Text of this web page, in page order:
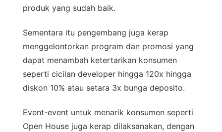
produk yang sudah baik.
Sementara itu pengembang juga kerap
menggelontorkan program dan promosi yang
dapat menambah ketertarikan konsumen
seperti cicilan developer hingga 120x hingga
diskon 10% atau setara 3x bunga deposito.
Event-event untuk menarik konsumen seperti
Open House juga kerap dilaksanakan, dengan